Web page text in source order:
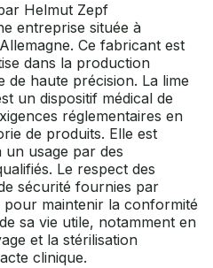
Helmut Zepf
entreprise située à
Ce fabricant est
dans la production
de haute précision. La lime
un dispositif médical de
réglementaires en
de produits. Elle est
usage par des
Le respect des
sécurité fournies par
pour maintenir la conformité
sa vie utile, notamment en
et la stérilisation
clinique.